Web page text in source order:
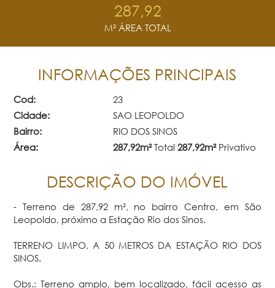
287,92
M² ÁREA TOTAL
INFORMAÇÕES PRINCIPAIS
Cod:
23
Cidade:
SAO LEOPOLDO
Bairro:
RIO DOS SINOS
Área:
287,92m²Total 287,92m²Privativo
DESCRIÇÃO DO IMÓVEL
- Terreno de 287,92 m², no bairro Centro, em São
Leopoldo, próximo a Estação Rio dos Sinos.
TERRENO LIMPO, A 50 METROS DA ESTAÇÃO RIO DOS
SINOS.
Obs.: Terreno amplo, bem localizado, fácil acesso as